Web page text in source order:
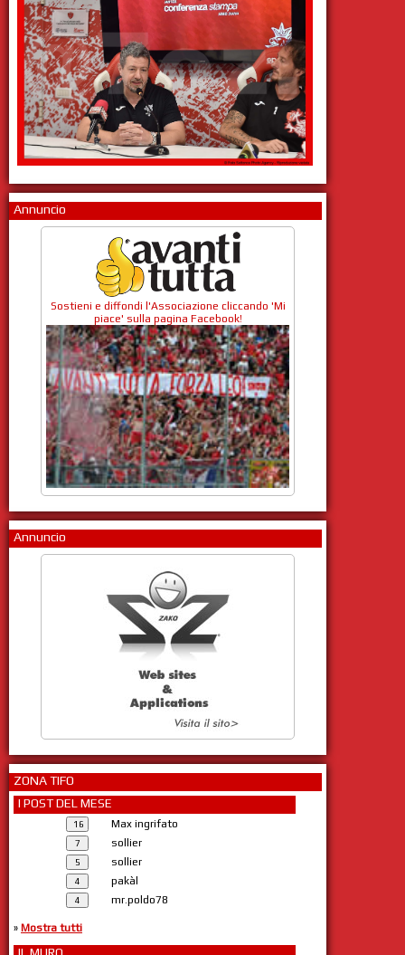
Annuncio
Sostieni e diffondi l'Associazione cliccando 'Mi
piace' sulla pagina Facebook!
Annuncio
ZONA TIFO
I POST DEL MESE
Max ingrifato
sollier
sollier
pakàl
mr.poldo78
» Mostra tutti
IL MURO